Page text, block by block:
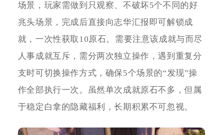
场景，玩家需做到只观察、不破坏5个不同的好
兆头场景，完成后直接向志华汇报即可解锁成
就，一次性获取10原石。需要注意该成就与而尽
人事成就互斥，需分两次独立操作，遇到重复分
支时可切换操作方式，确保5个场景的“发现”操
作全部执行一次。虽然单次成就原石不多，但属
于稳定白拿的隐藏福利，长期积累不可忽视。